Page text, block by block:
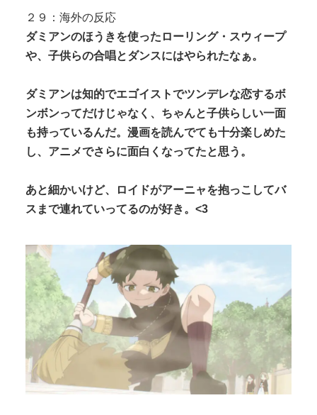
２９：海外の反応
ダミアンのほうきを使ったローリング・スウィープ
や、子供らの合唱とダンスにはやられたなぁ。
ダミアンは知的でエゴイストでツンデレな恋するボ
ンボンってだけじゃなく、ちゃんと子供らしい一面
も持っているんだ。漫画を読んでても十分楽しめた
し、アニメでさらに面白くなってたと思う。
あと細かいけど、ロイドがアーニャを抱っこしてバ
スまで連れていってるのが好き。<3